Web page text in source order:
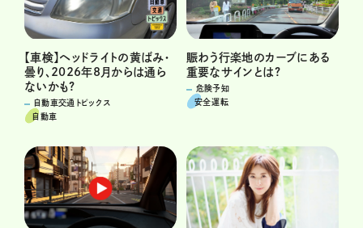
【車検】ヘッドライトの黄ばみ・
曇り、2026年8月からは通ら
ないかも?
自動車交通トピックス
自動車
賑わう行楽地のカーブにある
重要なサインとは?
危険予知
安全運転